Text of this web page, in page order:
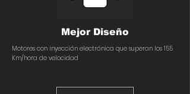
Mejor Diseño
Motores con inyección electrónica que superan los 155
Km/hora de velocidad